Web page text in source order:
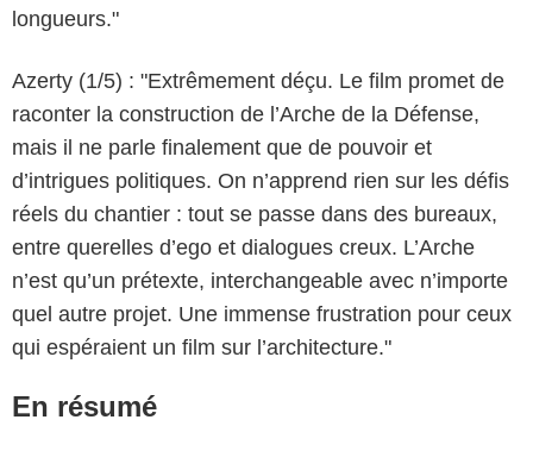
longueurs."
Azerty (1/5) : "Extrêmement déçu. Le film promet de
raconter la construction de l’Arche de la Défense,
mais il ne parle finalement que de pouvoir et
d’intrigues politiques. On n’apprend rien sur les défis
réels du chantier : tout se passe dans des bureaux,
entre querelles d’ego et dialogues creux. L’Arche
n’est qu’un prétexte, interchangeable avec n’importe
quel autre projet. Une immense frustration pour ceux
qui espéraient un film sur l’architecture."
En résumé